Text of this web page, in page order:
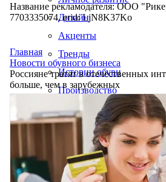
Дизайн
Акценты
Тренды
Истории обуви
Производство
Название рекламодателя: ООО
7703335074, erid: LjN8K37Ko
Главная
Новости обувного бизнеса
Россияне тратят в отечественных
больше, чем в зарубежных